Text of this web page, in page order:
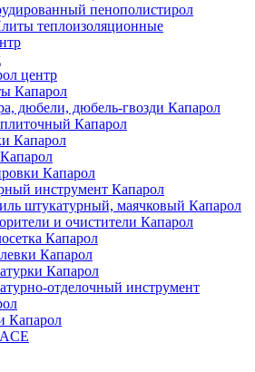
пенополистирол
теплоизоляционные
центр
Капарол
дюбели, дюбель-гвозди Капарол
Капарол
Капарол
Капарол
инструмент Капарол
штукатурный, маячковый Капарол
и очистители Капарол
Капарол
Капарол
Капарол
отделочный инструмент
Капарол